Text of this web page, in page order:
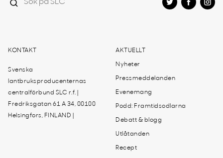
KONTAKT
Svenska
lantbruksproducenternas
centralförbund SLC r.f. |
Fredriksgatan 61 A 34, 00100
Helsingfors, FINLAND |
AKTUELLT
Nyheter
Pressmeddelanden
Evenemang
Podd: Framtidsodlarna
Debatt & blogg
Utlåtanden
Recept